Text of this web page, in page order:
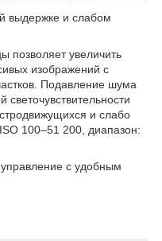
выдержке и слабом
позволяет увеличить
изображений с
Подавление шума
и слабо
100–51 200, диапазон:
с удобным